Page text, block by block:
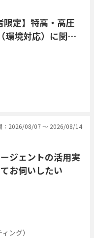
限定】特高・高圧
環境対応）に関す
：2026/08/07 〜 2026/08/14
ジェントの活用実
お伺いしたい
ング）